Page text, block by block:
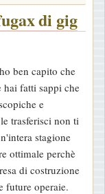
di gig
ben capito che
fatti sappi che
e
trasferisci non ti
stagione
ottimale perchè
di costruzione
future operaie.